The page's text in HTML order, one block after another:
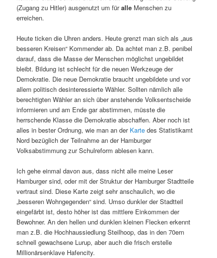
(Zugang zu Hitler) ausgenutzt um füralle Menschen zu
erreichen.
Heute ticken die Uhren anders. Heute grenzt man sich als „aus
besseren Kreisen“ Kommender ab. Da achtet man z.B. penibel
darauf, dass die Masse der Menschen möglichst ungebildet
bleibt. Bildung ist schlecht für die neuen Werkzeuge der
Demokratie. Die neue Demokratie braucht ungebildete und vor
allem politisch desinteressierte Wähler. Sollten nämlich alle
berechtigten Wähler an sich über anstehende Volksentscheide
informieren und am Ende gar abstimmen, müsste die
herrschende Klasse die Demokratie abschaffen. Aber noch ist
alles in bester Ordnung, wie man an der Karte des Statistikamt
Nord bezüglich der Teilnahme an der Hamburger
Volksabstimmung zur Schulreform ablesen kann.
Ich gehe einmal davon aus, dass nicht alle meine Leser
Hamburger sind, oder mit der Struktur der Hamburger Stadtteile
vertraut sind. Diese Karte zeigt sehr anschaulich, wo die
„besseren Wohngegenden“ sind. Umso dunkler der Stadtteil
eingefärbt ist, desto höher ist das mittlere Einkommen der
Bewohner. An den hellen und dunklen kleinen Flecken erkennt
man z.B. die Hochhaussiedlung Steilhoop, das in den 70ern
schnell gewachsene Lurup, aber auch die frisch erstelle
Millionärsenklave Hafencity.